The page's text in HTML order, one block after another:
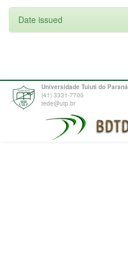
Date issued
Universidade Tuiuti do Paraná
(41) 3331-7700
tede@utp.br